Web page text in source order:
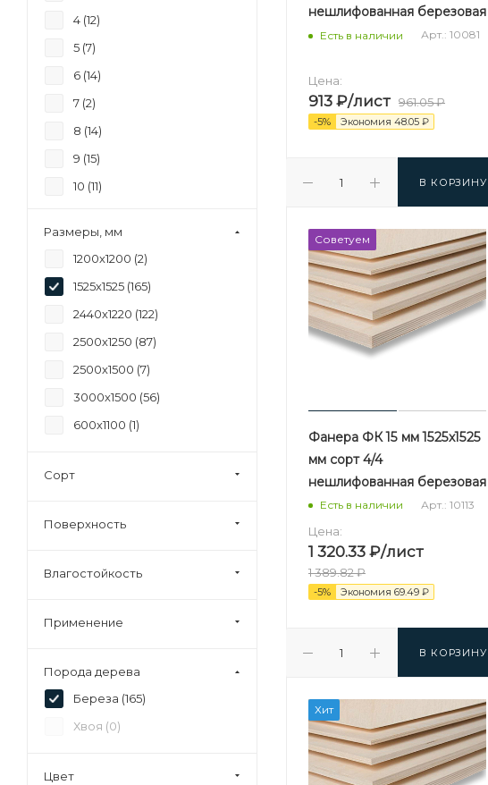
нешлифованная березовая
Есть в наличии Арт.: 10081
Цена:
913 ₽/лист 961.05₽
-5% Экономия 48.05 ₽
В КОРЗИНУ
Советуем
Фанера ФК 15 мм 1525х1525
мм сорт 4/4
нешлифованная березовая
Есть в наличии Арт.: 10113
Цена:
1 320.33 ₽/лист
1 389.82₽
-5% Экономия 69.49 ₽
В КОРЗИНУ
Хит
4 (12)
5 (7)
6 (14)
7 (2)
8 (14)
9 (15)
10 (11)
12 (
)
37 (0)
45 (0)
Размеры, мм
1200х1200 (2)
1525х1525 (165)
2440х1220 (122)
2500х1250 (87)
2500х1500 (7)
3000х1500 (56)
600х1100 (1)
Сорт
Поверхность
Влагостойкость
Применение
Порода дерева
Береза (165)
Хвоя (0)
Цвет